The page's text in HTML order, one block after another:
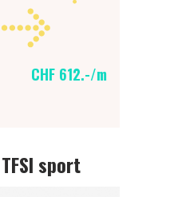
CHF 612.-/m
sport